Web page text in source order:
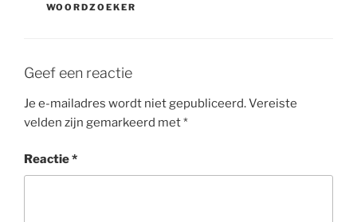
WOORDZOEKER
Geef een reactie
Je e-mailadres wordt niet gepubliceerd.Vereiste
velden zijn gemarkeerd met*
Reactie*